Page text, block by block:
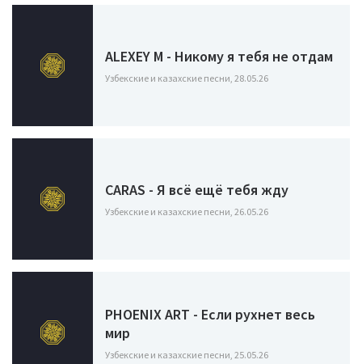
ALEXEY M - Никому я тебя не отдам
Узбекские и казахские песни, 28.05.26
CARAS - Я всё ещё тебя жду
Узбекские и казахские песни, 26.05.26
PHOENIX ART - Если рухнет весь
мир
Узбекские и казахские песни, 25.05.26